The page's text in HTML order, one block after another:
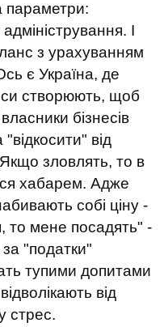
параметри:
І
з урахуванням
є Україна, де
створюють, щоб
бізнесів
від
зловлять, то в
хабарем. Адже
собі ціну -
то мене посадять" -
"податки"
тупими допитами
від
стрес.